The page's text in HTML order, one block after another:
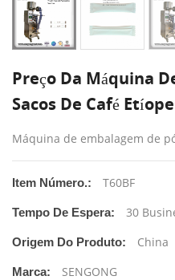
Preço Da Máquina
Sacos De Café
Máquina de embalagem de
Item Número.: T60BF
Tempo De Espera: 30
Origem Do Produto: China
Marca: SENGONG